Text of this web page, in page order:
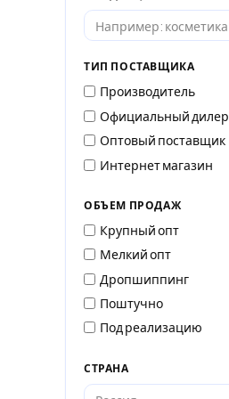
ТИП ПОСТАВЩИКА
Производитель
Официальный дилер
Оптовый поставщик
Интернет магазин
ОБЪЕМ ПРОДАЖ
Крупный опт
Мелкий опт
Дропшиппинг
Поштучно
Под реализацию
СТРАНА